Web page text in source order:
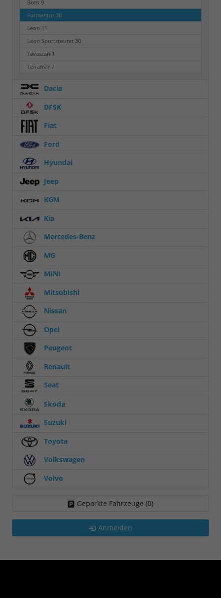
Born 9
Formentor 36
Leon 11
Leon Sportstourer 30
Tavascan 1
Terramar 7
Dacia
DFSK
Fiat
Ford
Hyundai
Jeep
KGM
Kia
Mercedes-Benz
MG
MINI
Mitsubishi
Nissan
Opel
Peugeot
Renault
Seat
Skoda
Suzuki
Toyota
Volkswagen
Volvo
Geparkte Fahrzeuge (0)
Anmelden